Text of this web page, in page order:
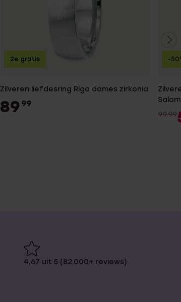
Zilveren liefdesring Riga dames zirkonia
89 99
2e gratis
99.99
-
4,67 uit 5 (82.000+ reviews)